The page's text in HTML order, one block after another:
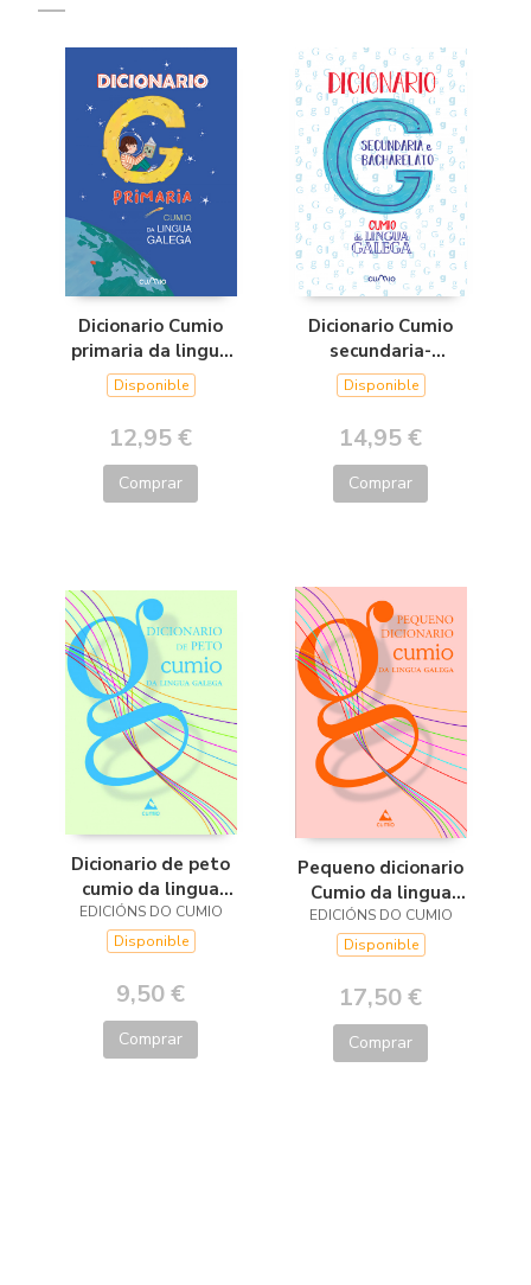
Dicionario Cumio
primaria da lingua
galega
Disponible
12,95 €
Comprar
Dicionario Cumio
secundaria-
bacharelato da
lingua galega
Disponible
14,95 €
Comprar
Dicionario de peto
cumio da lingua
galega
EDICIÓNS DO CUMIO
Disponible
9,50 €
Comprar
Pequeno dicionario
Cumio da lingua
galega
EDICIÓNS DO CUMIO
Disponible
17,50 €
Comprar